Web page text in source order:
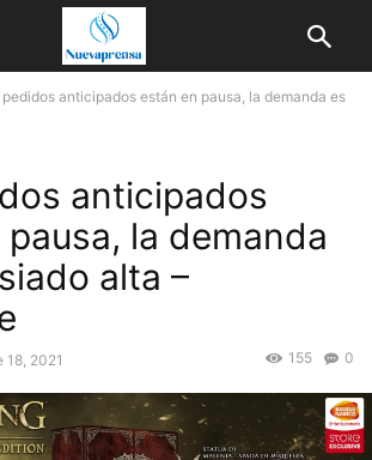
pedidos anticipados están en pausa, la demanda es
anticipados
la demanda
alta –
18, 2021 0
155